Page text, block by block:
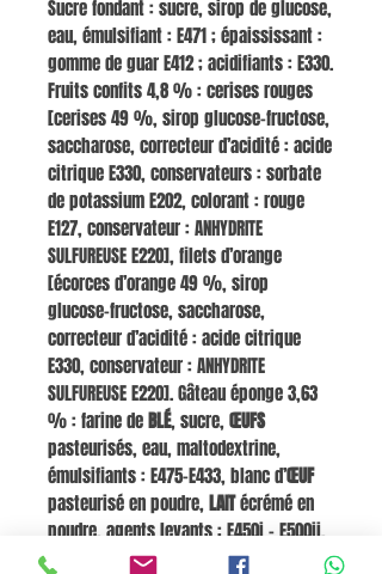
Sucre fondant : sucre, sirop de glucose,
eau, émulsifiant : E471 ; épaississant :
gomme de guar E412 ; acidifiants : E330.
Fruits confits 4,8 % : cerises rouges
[cerises 49 %, sirop glucose-fructose,
saccharose, correcteur d’acidité : acide
citrique E330, conservateurs : sorbate
de potassium E202, colorant : rouge
E127, conservateur : ANHYDRITE
SULFUREUSE E220], filets d’orange
[écorces d’orange 49 %, sirop
glucose-fructose, saccharose,
correcteur d’acidité : acide citrique
E330, conservateur : ANHYDRITE
SULFUREUSE E220]. Gâteau éponge 3,63
% : farine deBLÉ, sucre,ŒUFS
pasteurisés, eau, maltodextrine,
émulsifiants : E475-E433, blanc d’ŒUF
pasteurisé en poudre,LAITécrémé en
poudre, agents levants : E450i – E500ii,
humectant : E422, épaississant : E417 ;